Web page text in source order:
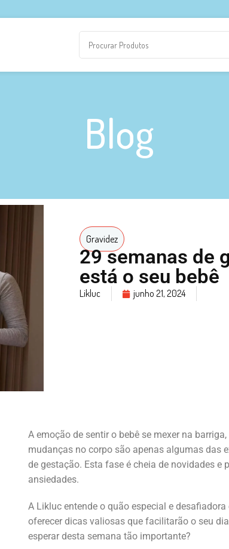
Blog
Gravidez
29 semanas de
está o seu bebê
Likluc junho 21, 2024
A emoção de sentir o bebê se mexer na
mudanças no corpo são apenas algumas das
de gestação. Esta fase é cheia de novidades e
ansiedades.
A Likluc entende o quão especial e
oferecer dicas valiosas que facilitarão o seu
esperar desta semana tão importante?